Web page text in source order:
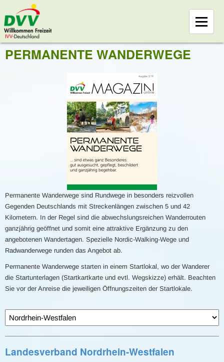
PERMANENTE WANDERWEGE
Permanente Wanderwege sind Rundwege in besonders reizvollen
Gegenden Deutschlands mit Streckenlängen zwischen 5 und 42
Kilometern. In der Regel sind die abwechslungsreichen Wanderrouten
ganzjährig geöffnet und somit eine attraktive Ergänzung zu den
angebotenen Wandertagen. Spezielle Nordic-Walking-Wege und
Radwanderwege runden das Angebot ab.
Permanente Wanderwege starten in einem Startlokal, wo der Wanderer
die Startunterlagen (Startkartkarte und evtl. Wegskizze) erhält. Beachten
Sie vor der Anreise die jeweiligen Öffnungszeiten der Startlokale.
Landesverband Nordrhein-Westfalen